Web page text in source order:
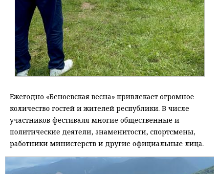
Ежегодно «Беноевская весна» привлекает огромное
количество гостей и жителей республики. В числе
участников фестиваля многие общественные и
политические деятели, знаменитости, спортсмены,
работники министерств и другие официальные лица.